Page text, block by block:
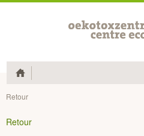
Home
Retour
Retour